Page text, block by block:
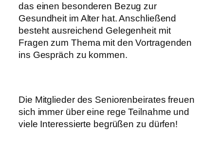
das einen besonderen Bezug zur
Gesundheit im Alter hat. Anschließend
besteht ausreichend Gelegenheit mit
Fragen zum Thema mit den Vortragenden
ins Gespräch zu kommen.
Die Mitglieder des Seniorenbeirates freuen
sich immer über eine rege Teilnahme und
viele Interessierte begrüßen zu dürfen!